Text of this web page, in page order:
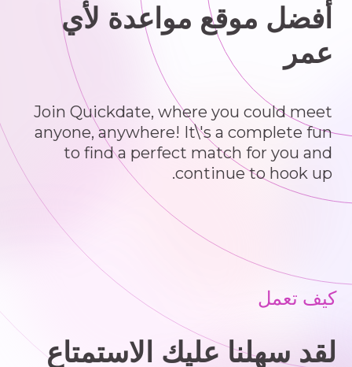
أفضل موقع مواعدة لأي
عمر
Join Quickdate, where you could meet
anyone, anywhere! It\'s a complete fun
to find a perfect match for you and
continue to hook up.
كيف تعمل
لقد سهلنا عليك الاستمتاع